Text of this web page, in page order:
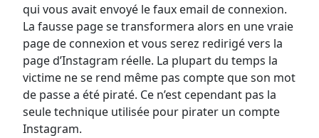
qui vous avait envoyé le faux email de connexion.
La fausse page se transformera alors en une vraie
page de connexion et vous serez redirigé vers la
page d’Instagram réelle. La plupart du temps la
victime ne se rend même pas compte que son mot
de passe a été piraté. Ce n’est cependant pas la
seule technique utilisée pour pirater un compte
Instagram.